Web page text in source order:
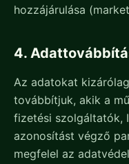
hozzájárulása
4.
Az adatokat
továbbítjuk, akik a
fizetési szolgáltatók,
azonosítást végző
megfelel az